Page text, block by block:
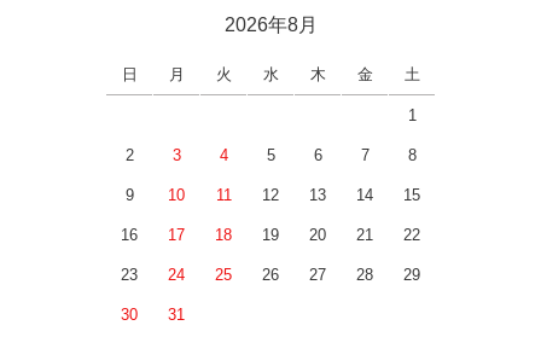
2026年8月
日 月 火 水 木 金 土
1
2 3 4 5 6 7 8
9 10 11 12 13 14 15
16 17 18 19 20 21 22
23 24 25 26 27 28 29
30 31